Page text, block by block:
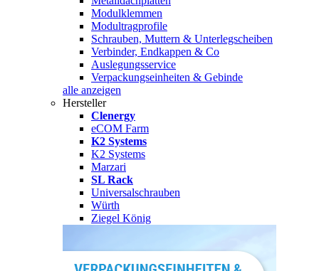
Modulklemmen
Modultragprofile
Schrauben, Muttern & Unterlegscheiben
Verbinder, Endkappen & Co
Auslegungsservice
Verpackungseinheiten & Gebinde
alle anzeigen
Hersteller
Clenergy
eCOM Farm
K2 Systems
K2 Systems
Marzari
SL Rack
Universalschrauben
Würth
Ziegel König